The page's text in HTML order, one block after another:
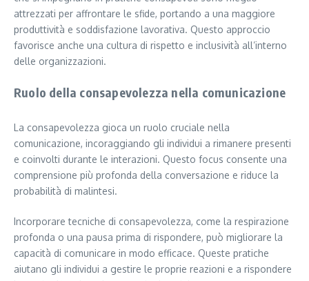
attrezzati per affrontare le sfide, portando a una maggiore
produttività e soddisfazione lavorativa. Questo approccio
favorisce anche una cultura di rispetto e inclusività all’interno
delle organizzazioni.
Ruolo della consapevolezza nella comunicazione
La consapevolezza gioca un ruolo cruciale nella
comunicazione, incoraggiando gli individui a rimanere presenti
e coinvolti durante le interazioni. Questo focus consente una
comprensione più profonda della conversazione e riduce la
probabilità di malintesi.
Incorporare tecniche di consapevolezza, come la respirazione
profonda o una pausa prima di rispondere, può migliorare la
capacità di comunicare in modo efficace. Queste pratiche
aiutano gli individui a gestire le proprie reazioni e a rispondere